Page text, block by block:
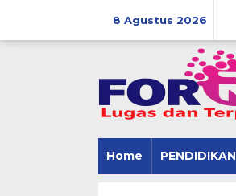
8 Agustus 2026
Home PENDIDIKAN